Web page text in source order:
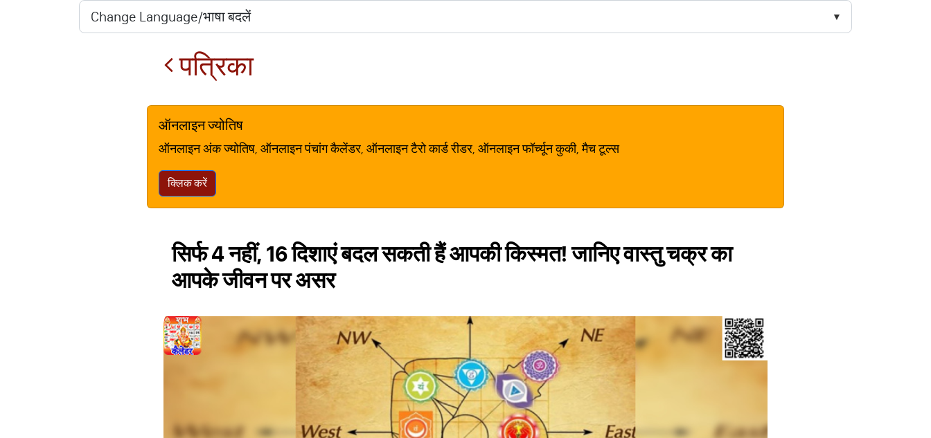
पत्रिका
ऑनलाइन ज्योतिष
ऑनलाइन अंक ज्योतिष, ऑनलाइन पंचांग कैलेंडर, ऑनलाइन टैरो कार्ड रीडर, ऑनलाइन फॉर्च्यून कुकी, मैच टूल्स
क्लिक करें
सिर्फ 4 नहीं, 16 दिशाएं बदल सकती हैं आपकी किस्मत! जानिए वास्तु चक्र का
आपके जीवन पर असर